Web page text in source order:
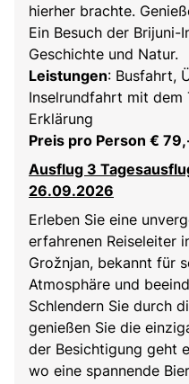
hierher brachte.
Ein Besuch der Brijuni-
Geschichte und Natur.
Leistungen: Busfahrt,
Inselrundfahrt mit dem
Erklärung
Preis pro Person €
Ausflug 3
26.09.2026
Erleben Sie eine
erfahrenen Reiseleiter
Grožnjan, bekannt für
Atmosphäre und
Schlendern Sie durch
genießen Sie die
der Besichtigung geht
wo eine spannende